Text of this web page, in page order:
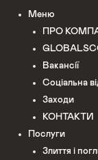
Меню
ПРО
Вакансії
Соціальна
Заходи
КОНТАКТИ
Послуги
Злиття і